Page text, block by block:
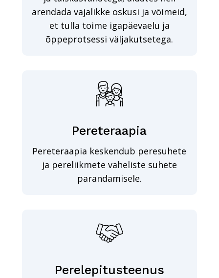
arendada vajalikke oskusi ja võimeid,
et tulla toime igapäevaelu ja
õppeprotsessi väljakutsetega.
Pereteraapia
Pereteraapia keskendub peresuhete
ja pereliikmete vaheliste suhete
parandamisele.
Perelepitusteenus